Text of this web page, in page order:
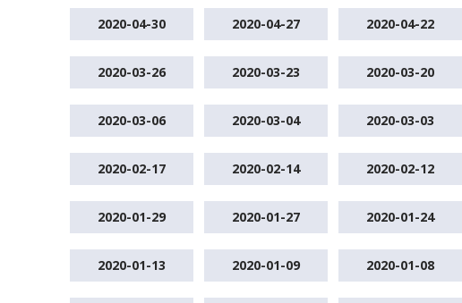
2020-04-30 2020-04-27 2020-04-22
2020-03-26 2020-03-23 2020-03-20
2020-03-06 2020-03-04 2020-03-03
2020-02-17 2020-02-14 2020-02-12
2020-01-29 2020-01-27 2020-01-24
2020-01-13 2020-01-09 2020-01-08